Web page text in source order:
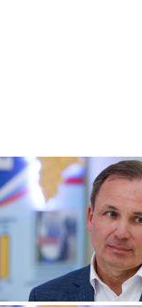
мнения.